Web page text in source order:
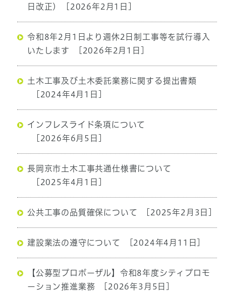
日改正)
[2026年2月1日]
令和8年2月1日より週休2日制工事等を試行導入
いたします
[2026年2月1日]
土木工事及び土木委託業務に関する提出書類
[2024年4月1日]
インフレスライド条項について
[2026年6月5日]
長岡京市土木工事共通仕様書について
[2025年4月1日]
公共工事の品質確保について [2025年2月3日]
建設業法の遵守について [2024年4月11日]
【公募型プロポーザル】令和8年度シティプロモ
ーション推進業務
[2026年3月5日]